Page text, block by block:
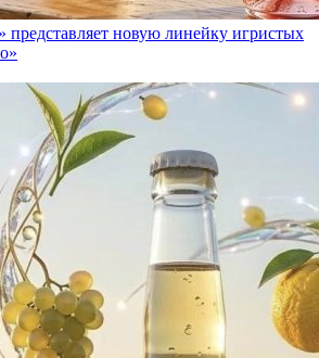
представляет новую линейку игристых